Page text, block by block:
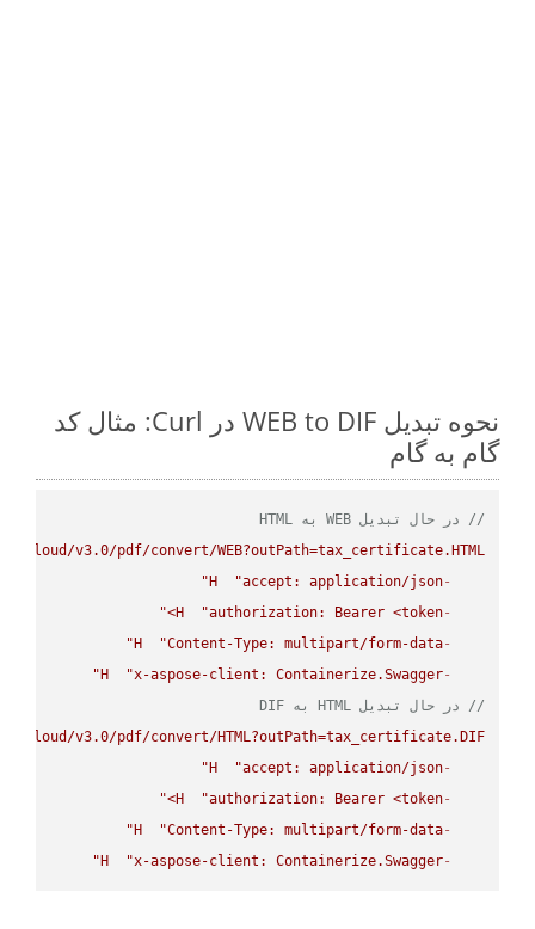
نحوه تبدیل WEB to DIF در Curl: مثال کد
گام به گام
// در حال تبدیل WEB به HTML
v3.0/pdf/convert/WEB?outPath=tax_certificate.HTML"
-
H
"accept: application/json"
-
H
"authorization: Bearer <token>"
-
H
"Content-Type: multipart/form-data"
-
H
"x-aspose-client: Containerize.Swagger"
// در حال تبدیل HTML به DIF
v3.0/pdf/convert/HTML?outPath=tax_certificate.DIF"
-
H
"accept: application/json"
-
H
"authorization: Bearer <token>"
-
H
"Content-Type: multipart/form-data"
-
H "x-aspose-client: Containerize.Swagger"